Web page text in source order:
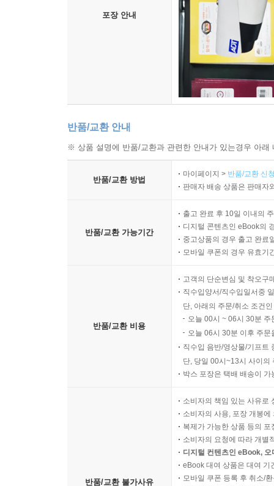
포장 안내
반품/교환 안내
※ 상품 설명에 반품/교환과 관련한 안내가 있는경우 아
반품/교환 방법
마이페이지 > 반품/교환 신
판매자 배송 상품은 판매자
반품/교환 가능기간
출고 완료 후 10일 이내의
디지털 콘텐츠인 eBook의
중고상품의 경우 출고 완료
모바일 쿠폰의 경우 유효기
반품/교환 비용
고객의 단순변심 및 착오구
직수입양서/직수입일서중
단, 아래의 주문/취소 조건
오늘 00시 ~ 06시 30분
오늘 06시 30분 이후 주
직수입 음반/영상물/기프트
단, 당일 00시~13시 사이의
박스 포장은 택배 배송이
반품/교환 불가사유
소비자의 책임 있는 사유로
소비자의 사용, 포장 개봉
복제가 가능한 상품 등의
소비자의 요청에 따라 개별
디지털 컨텐츠인 eBook,
eBook 대여 상품은 대여 기
모바일 쿠폰 등록 후 취소/